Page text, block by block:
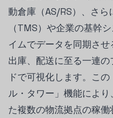
動倉庫（AS/RS）、さ
（TMS）や企業の基幹
イムでデータを同期させ
出庫、配送に至る一連
ドで可視化します。こ
ル・タワー」機能によ
た複数の物流拠点の稼